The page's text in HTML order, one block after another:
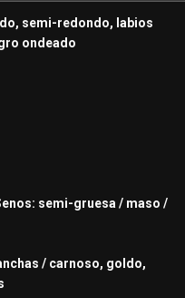
semi-redondo, labios
ondeado
semi-gruesa / maso /
/ carnoso, goldo,